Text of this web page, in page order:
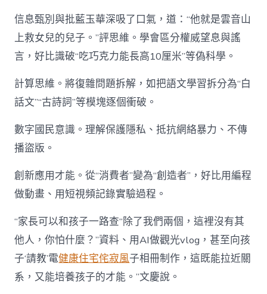
信息甄別與批藍玉華深吸了口氣，道：“他就是雲音山
上救女兒的兒子。”評思維。學會區分權威望息與謠
言，好比識破“吃巧克力能長高10厘米”等偽科學。
計算思維。將復雜問題拆解，如把語文學習拆分為“白
話文”“古詩詞”等模塊逐個衝破。
數字國民意識。理解保護隱私、抵抗網絡暴力、不傳
播盜版。
創新應用才能。從“消費者”變為“創造者”，好比用編程
做動畫、用短視頻記錄實驗過程。
“家長可以和孩子一路查“除了我們兩個，這裡沒有其
他人，你怕什麼？”資料、用AI做觀光vlog，甚至向孩
子‘請教’電健康住宅侘寂風子相冊制作，這既能拉近關
系，又能培養孩子的才能。”文慶說。